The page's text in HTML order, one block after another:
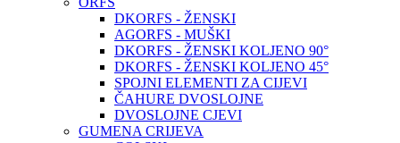
DKORFS - ŽENSKI
AGORFS - MUŠKI
DKORFS - ŽENSKI KOLJENO 90°
DKORFS - ŽENSKI KOLJENO 45°
SPOJNI ELEMENTI ZA CIJEVI
ČAHURE DVOSLOJNE
DVOSLOJNE CJEVI
GUMENA CRIJEVA